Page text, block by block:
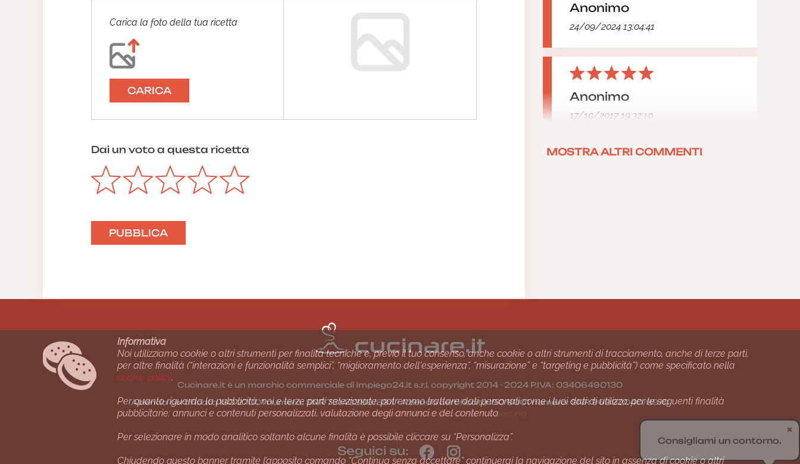
Carica la foto della tua ricetta
CARICA
Dai un voto a questa ricetta
Anonimo
24/09/2024 13:04:41
Anonimo
17/10/2017 19:32:10
MOSTRA ALTRI COMMENTI
Cucinare.it è un marchio commerciale di Impiego24.it s.r.l. copyright 2014 - 2024 P.IVA: 03406490130
Azienda certiﬁcata ISO 27001 numero: SNR 73140386/89/I - Azienda certiﬁcata ISO 9001 numero: SNR 96992040/89/Q
Gestione consensi e categorie merceologiche marketing
Seguici su:
Informativa
Noi utilizziamo cookie o altri strumenti per finalità tecniche e, previo il tuo consenso, anche cookie o altri strumenti di tracciamento, anche di terze parti,
per altre finalità (“interazioni e funzionalità semplici”, “miglioramento dell'esperienza”, “misurazione” e “targeting e pubblicità”) come specificato nella
cookie policy.
Per quanto riguarda la pubblicità, noi e terze parti selezionate, potremmo trattare dati personali come i tuoi dati di utilizzo, per le seguenti finalità
pubblicitarie: annunci e contenuti personalizzati, valutazione degli annunci e del contenuto.
Per selezionare in modo analitico soltanto alcune finalità è possibile cliccare su “Personalizza”.
Chiudendo questo banner tramite l’apposito comando “Continua senza accettare” continuerai la navigazione del sito in assenza di cookie o altri
✖
Consigliami un contorno.